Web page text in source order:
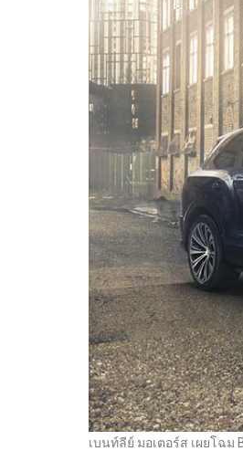
เบนท์ลีย์ มอเตอร์ส เผยโฉม